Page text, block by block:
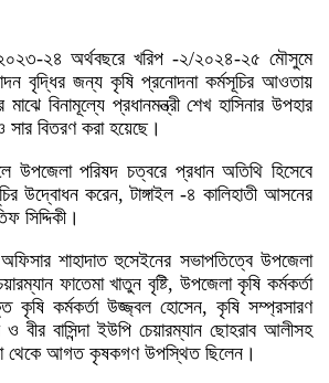
২০২৩-২৪ অর্থবছরে খরিপ -২/২০২৪-২৫ মৌসুমে
বৃদ্ধির জন্য কৃষি প্রনোদনা কর্মসূচির আওতায়
বিনামূল্যে প্রধানমন্ত্রী শেখ হাসিনার উপহার
বিতরণ করা হয়েছে।
উপজেলা পরিষদ চত্বরে প্রধান অতিথি হিসেবে
উদ্বোধন করেন, টাঙ্গাইল -৪ কালিহাতী আসনের
সিদ্দিকী।
শাহাদাত হুসেইনের সভাপতিত্বে উপজেলা
ফাতেমা খাতুন বৃষ্টি, উপজেলা কৃষি কর্মকর্তা
কৃষি কর্মকর্তা উজ্জ্বল হোসেন, কৃষি সম্প্রসারণ
ও বীর বাসিন্দা ইউপি চেয়ারম্যান ছোহরাব আলীসহ
থেকে আগত কৃষকগণ উপস্থিত ছিলেন।